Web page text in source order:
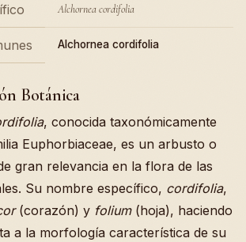
Alchornea cordifolia
Alchornea cordifolia
Botánica
, conocida taxonómicamente
Euphorbiaceae, es un arbusto o
gran relevancia en la flora de las
Su nombre específico, cordifolia,
(corazón) y folium(hoja), haciendo
a la morfología característica de su